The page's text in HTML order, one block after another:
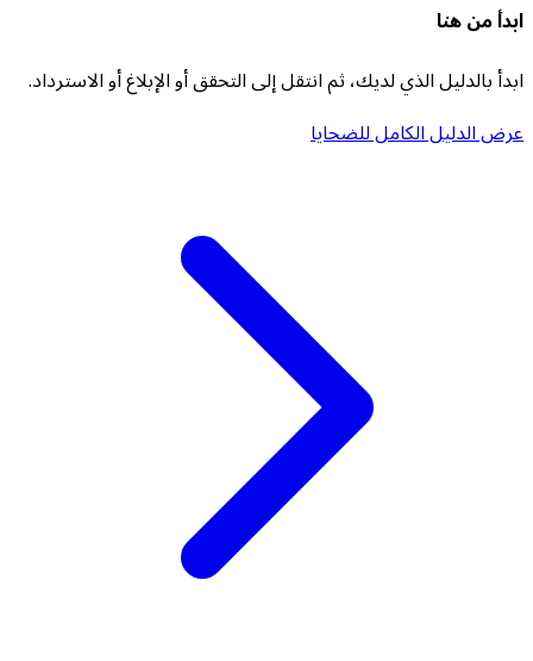
ابدأ من هنا
ابدأ بالدليل الذي لديك، ثم انتقل إلى التحقق أو الإبلاغ أو الاسترداد.
عرض الدليل الكامل للضحايا